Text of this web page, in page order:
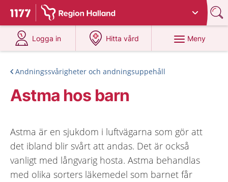
Till startsidan för 1177
Du har valt region Halland
Logga in
på 1177.se
Hitta vård
på 1177.se
Meny
Andningssvårigheter och andningsuppehåll
Astma hos barn
Astma är en sjukdom i luftvägarna som gör att
det ibland blir svårt att andas. Det är också
vanligt med långvarig hosta. Astma behandlas
med olika sorters läkemedel som barnet får